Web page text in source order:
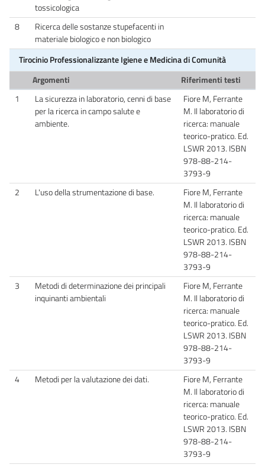
tossicologica
8
Ricerca delle sostanze stupefacenti in
materiale biologico e non biologico
Tirocinio Professionalizzante Igiene e Medicina di Comunità
Argomenti
Riferimenti testi
1
La sicurezza in laboratorio, cenni di base
per la ricerca in campo salute e
ambiente.
Fiore M, Ferrante
M. Il laboratorio di
ricerca: manuale
teorico-pratico. Ed.
LSWR 2013. ISBN
978-88-214-
3793-9
2
L'uso della strumentazione di base.
Fiore M, Ferrante
M. Il laboratorio di
ricerca: manuale
teorico-pratico. Ed.
LSWR 2013. ISBN
978-88-214-
3793-9
3
Metodi di determinazione dei principali
inquinanti ambientali
Fiore M, Ferrante
M. Il laboratorio di
ricerca: manuale
teorico-pratico. Ed.
LSWR 2013. ISBN
978-88-214-
3793-9
4
Metodi per la valutazione dei dati.
Fiore M, Ferrante
M. Il laboratorio di
ricerca: manuale
teorico-pratico. Ed.
LSWR 2013. ISBN
978-88-214-
3793-9